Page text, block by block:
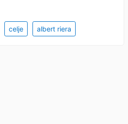
celje albert riera